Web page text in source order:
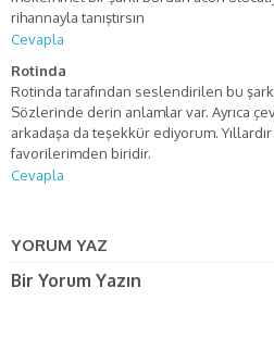
rihannayla tanıştırsın
Cevapla
Rotinda
Rotinda tarafından seslendirilen bu
Sözlerinde derin anlamlar var. Ayrıca
arkadaşa da teşekkür ediyorum.
favorilerimden biridir.
Cevapla
YORUM YAZ
Bir Yorum Yazın